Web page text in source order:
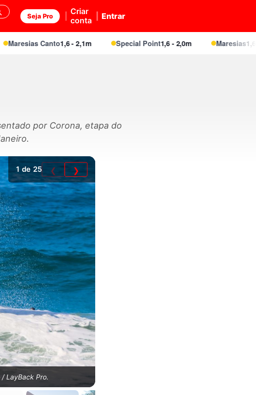
Seja Pro
Criar
conta
Entrar
Canto1,6 - 2,1m Special Point1,6 - 2,0m Maresias1,6 -
por Corona, etapa do
LayBack Pro.
1 de 25 ❮ ❯